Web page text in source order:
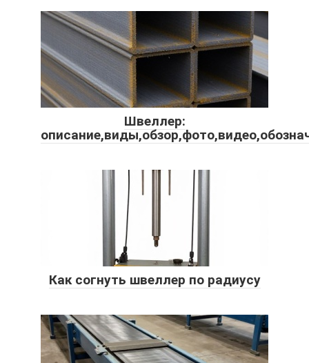
Швеллер:
Как согнуть швеллер по радиусу